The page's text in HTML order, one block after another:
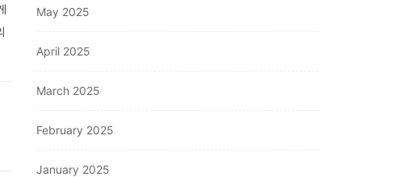
May 2025
April 2025
March 2025
February 2025
January 2025